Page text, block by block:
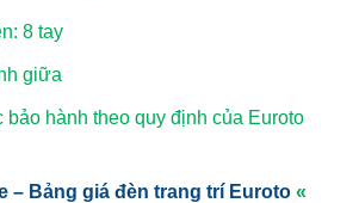
8 tay
giữa
hành theo quy định của Euroto
– Bảng giá đèn trang trí Euroto «